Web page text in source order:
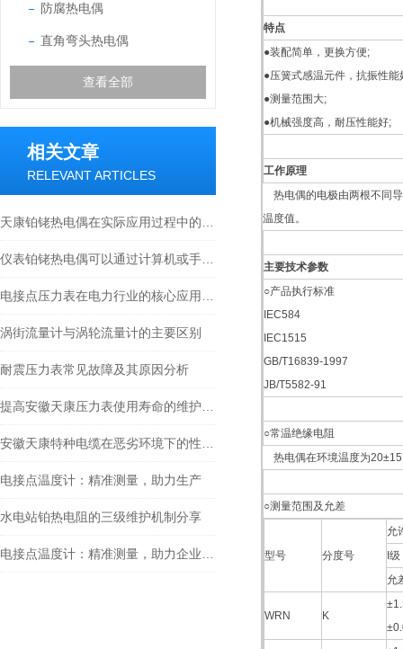
防腐热电偶
直角弯头热电偶
查看全部
相关文章
RELEVANT ARTICLES
涡街流量计与涡轮流量计的主要区别
耐震压力表常见故障及其原因分析
电接点温度计：精准测量，助力生产
水电站铂热电阻的三级维护机制分享
特点
●装配简单，更换方便;
●压簧式感温元件，抗振性能
●测量范围大;
●机械强度高，耐压性能好;
工作原理
热电偶的电极由两根不同
温度值。
主要技术参数
○产品执行标准
IEC584
IEC1515
GB/T16839-1997
JB/T5582-91
○常温绝缘电阻
热电偶在环境温度为
○测量范围及允差
型号 分度号
允
I级
允
WRN K